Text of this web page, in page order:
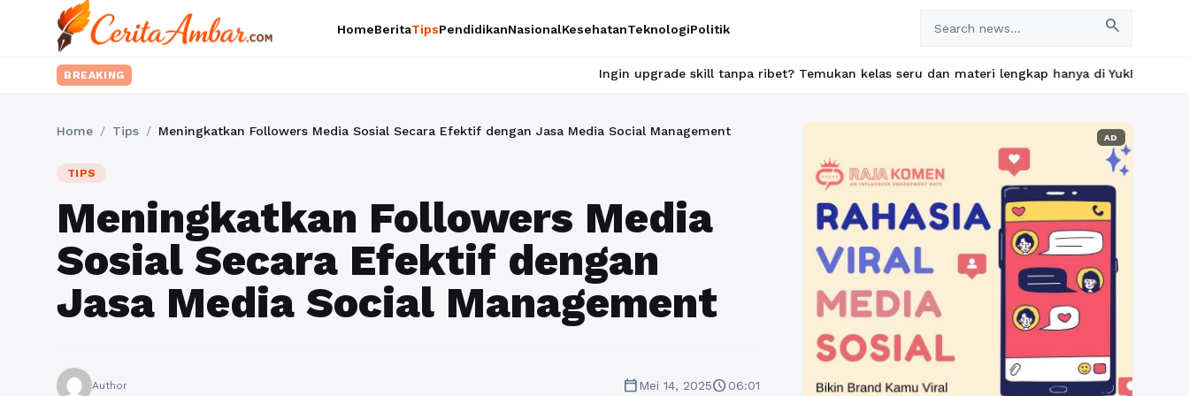
HomeBeritaTipsPendidikanNasionalKesehatanTeknologiPolitik search
BREAKING Ingin upgrade skill tanpa ribet? Temukan kelas seru dan materi lengkap hanya di YukBelajar.com. Mulai
Home / Tips / Meningkatkan Followers Media Sosial Secara Efektif dengan Jasa Media Social Management
TIPS
Meningkatkan Followers Media
Sosial Secara Efektif dengan
Jasa Media Social Management
Author calendar_todayMei 14, 2025schedule06:01
AD